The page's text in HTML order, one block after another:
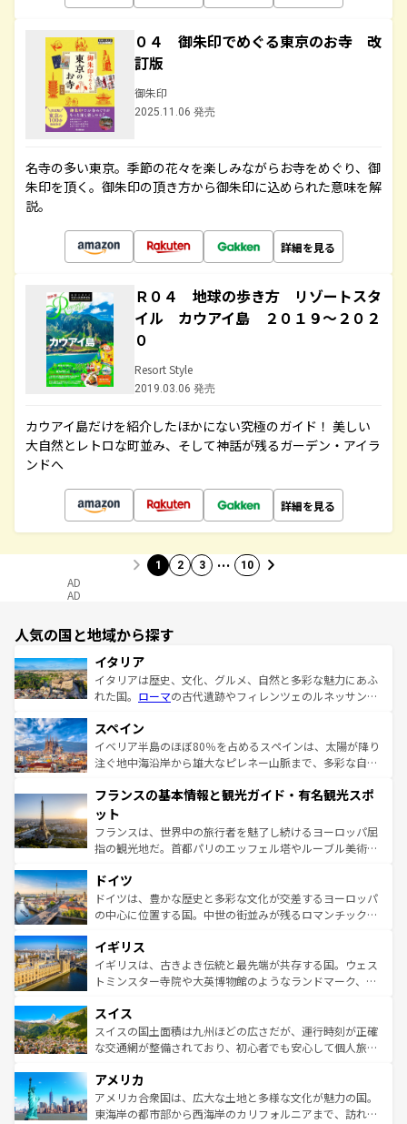
０４ 御朱印でめぐる東京のお寺 改
訂版
御朱印
2025.11.06 発売
名寺の多い東京。季節の花々を楽しみながらお寺をめぐり、御
朱印を頂く。御朱印の頂き方から御朱印に込められた意味を解
説。
詳細を見る
Ｒ０４ 地球の歩き方 リゾートスタ
イル カウアイ島 ２０１９～２０２
０
Resort Style
2019.03.06 発売
カウアイ島だけを紹介したほかにない究極のガイド！ 美しい
大自然とレトロな町並み、そして神話が残るガーデン・アイラ
ンドへ
詳細を見る
1 2 3 … 10
AD
AD
人気の国と地域から探す
イタリア
イタリアは歴史、文化、グルメ、自然と多彩な魅力にあふ
れた国。 ローマの古代遺跡やフィレンツェのルネッサンス
ろん、トスカーナの美しい田園風景やアマルフィ海岸の絶
景など、自然景観も見逃せない。観光の合間には、本場の
ピザやパスタなど、絶品のイタリア料理を堪能することも
ませてくれるイタリアで、忘れられない旅をしてみよう！
なお、新着のイタリア情報は
しい。
スペイン
イベリア半島のほぼ80％を占めるスペインは、太陽が降り
注ぐ地中海沿岸から雄大なピレネー山脈まで、多彩な自然
文化が根付くこの国では、情熱的なフラメンコ、熱気あふ
れる闘牛、そして美味しいタパスが生活の一部となってい
る。首都マドリードの洗練された雰囲気や、バルセロナの
アートに溢れた街角から、地方では古代ローマ遺跡や中世
せる。地方によって風土や気候が異なるスペインはその個
性で訪れる人を魅了する。 なお、新着のスペイン情報は コ
ンテンツ一覧を参照してほしい。
フランスの基本情報と観光ガイド・有名観光スポ
ット
フランスは、世界中の旅行者を魅了し続けるヨーロッパ屈
指の観光地だ。首都パリのエッフェル塔やルーブル美術館
で、幅広い魅力が詰まっている。華麗な宮殿、歴史的な大
聖堂、美しいビーチ、そして豊かな自然が、訪れる者を心
から魅了する。また、フランスは美食の国としても知ら
いる。シャンパンの発祥地であるランス、プロヴァンスの
香り高いラベンダー畑など、多彩な楽しみ方が可能だ。さ
らに、パリ以外の地域にも魅力が溢れており、どの街角に
れる地方に足を運ぶとそれぞれで全く異なる文化を体験で
きるだろう。 なお、新着のフランス情報はコンテンツ一覧
を参照してほしい。
ドイツ
ドイツは、豊かな歴史と多彩な文化が交差するヨーロッパ
の中心に位置する国。中世の街並みが残るロマンチック街
顔を持つこの国は、どこを歩いても飽きることがない。ベ
ルリンの文化的活気、バイエルン州のアルプスの絶景、そ
してライン川沿いのワイン畑といった風景は必見。ビール
は、お酒好きな人にはぜひ体験してほしい。 なお、新着の
ドイツ情報はコンテンツ一覧を参照してほしい。
イギリス
イギリスは、古きよき伝統と最先端が共存する国。ウェス
トミンスター寺院や大英博物館のようなランドマーク、歴
リアごとに異なる魅力がある。また、優雅なアフタヌーン
ティー、ビール好きにはたまらない英国パブ、サッカー観
戦など、本場だからこそできる体験も豊富。イギリスを旅
ンツ一覧を参照してほしい。
スイス
スイスの国土面積は九州ほどの広さだが、運行時刻が正確
な交通網が整備されており、初心者でも安心して個人旅行
の建物がそのまま残る町や、スイスならではのユニークな
博物館もあり、アルプス観光だけでなく町歩きも満喫する
ことができる。国民の所得が高いため物価も高いが、旅行
アメリカ
アメリカ合衆国は、広大な土地と多様な文化が魅力の国。
東海岸の都市部から西海岸のカリフォルニアまで、訪れる